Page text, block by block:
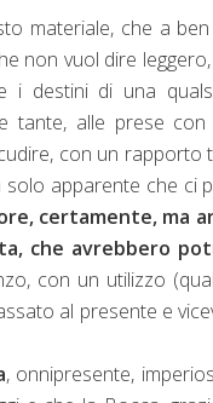
materiale, che a
non vuol dire
i destini di una
tante, alle prese
con un
solo apparente che
certamente, ma
che avrebbero
con un utilizzo
al presente e
, onnipresente,